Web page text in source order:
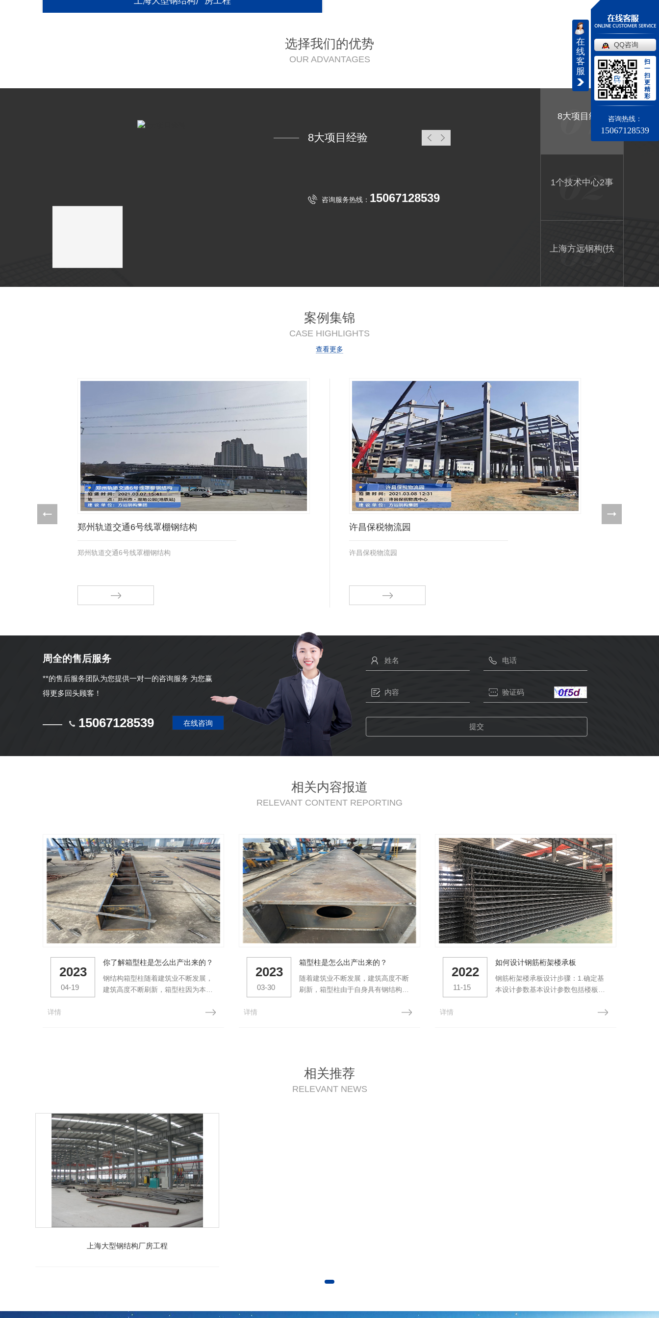
选择我们的优势
OUR ADVANTAGES
8大项目经验
咨询服务热线： 15067128539
8大项目经验
1个技术中心2事
上海方远钢构(扶
案例集锦
CASE HIGHLIGHTS
查看更多
郑州轨道交通6号线罩棚钢结构
郑州轨道交通6号线罩棚钢结构
许昌保税物流园
许昌保税物流园
台州刚泰
周全的售后服务
**的售后服务团队为您提供一对一的咨询服务 为您赢
得更多回头顾客！
15067128539 在线咨询
相关内容报道
RELEVANT CONTENT REPORTING
2023
04-19
你了解箱型柱是怎么出产出来的？
钢结构箱型柱随着建筑业不断发展，
建筑高度不断刷新，箱型柱因为本身
性能好，内部还能够灌注混凝土，充
详情
2023
03-30
箱型柱是怎么出产出来的？
随着建筑业不断发展，建筑高度不断
刷新，箱型柱由于自身具有钢结构高
还能够灌注混凝土，充分利用混凝土
组立一体机，依次在每一块隔板处对
腹板进行侧向夹紧，使腹板紧靠隔...
详情
2022
11-15
如何设计钢筋桁架楼承板
钢筋桁架楼承板设计步骤：1.确定基
本设计参数基本设计参数包括楼板的
筋的类型，混凝土强度水平以及所施
详情
相关推荐
RELEVANT NEWS
上海大型钢结构厂房工程
在
线
客
服
QQ咨询
扫
一
扫
更
精
彩
咨询热线：
15067128539